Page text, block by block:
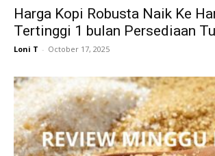
Harga Kopi Robusta Naik Ke
Tertinggi 1 bulan Persediaan
Loni T - October 17, 2025